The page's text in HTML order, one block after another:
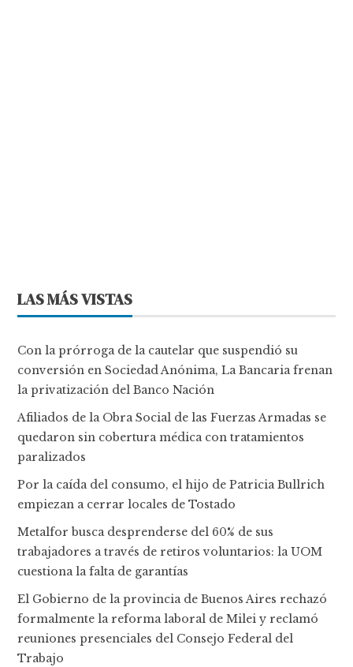
LAS MÁS VISTAS
Con la prórroga de la cautelar que suspendió su
conversión en Sociedad Anónima, La Bancaria frenan
la privatización del Banco Nación
Afiliados de la Obra Social de las Fuerzas Armadas se
quedaron sin cobertura médica con tratamientos
paralizados
Por la caída del consumo, el hijo de Patricia Bullrich
empiezan a cerrar locales de Tostado
Metalfor busca desprenderse del 60% de sus
trabajadores a través de retiros voluntarios: la UOM
cuestiona la falta de garantías
El Gobierno de la provincia de Buenos Aires rechazó
formalmente la reforma laboral de Milei y reclamó
reuniones presenciales del Consejo Federal del
Trabajo